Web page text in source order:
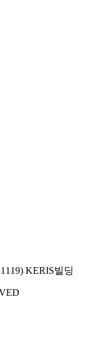
KERIS빌딩